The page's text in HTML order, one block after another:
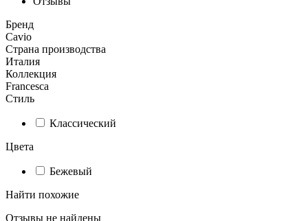
Бренд
Cavio
Страна производства
Италия
Коллекция
Francesca
Стиль
Классический
Цвета
Бежевый
Найти похожие
Отзывы не найдены